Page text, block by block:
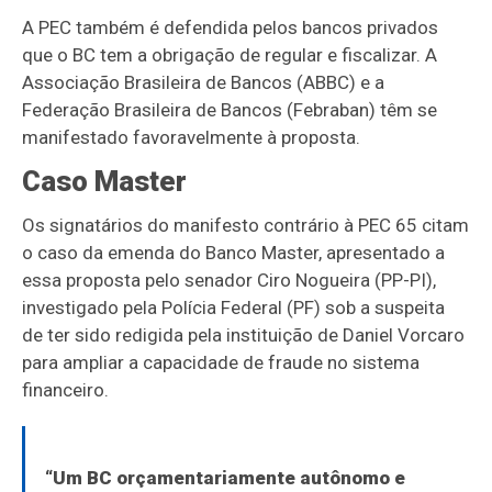
A PEC também é defendida pelos bancos privados
que o BC tem a obrigação de regular e fiscalizar. A
Associação Brasileira de Bancos (ABBC) e a
Federação Brasileira de Bancos (Febraban) têm se
manifestado favoravelmente à proposta.
Caso Master
Os signatários do manifesto contrário à PEC 65 citam
o caso da emenda do Banco Master, apresentado a
essa proposta pelo senador Ciro Nogueira (PP-PI),
investigado pela Polícia Federal (PF) sob a suspeita
de ter sido redigida pela instituição de Daniel Vorcaro
para ampliar a capacidade de fraude no sistema
financeiro.
“Um BC orçamentariamente autônomo e